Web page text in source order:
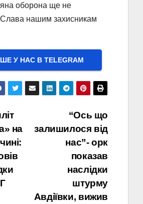
оборона ще не
Слава нашим захисникам
У НАС В ТELEGRAM
“Ось що
залишилося від
нас”- орк
показав
наслідки
штурму
Авдіївки, вижив
на